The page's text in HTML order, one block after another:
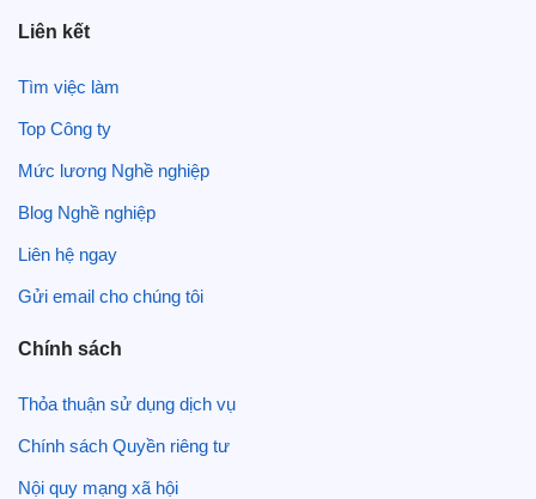
Liên kết
Tìm việc làm
Top Công ty
Mức lương Nghề nghiệp
Blog Nghề nghiệp
Liên hệ ngay
Gửi email cho chúng tôi
Chính sách
Thỏa thuận sử dụng dịch vụ
Chính sách Quyền riêng tư
Nội quy mạng xã hội